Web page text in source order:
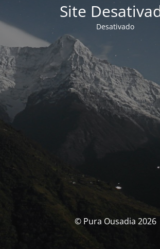
Site
Desativado
© Pura Ousadia 2026